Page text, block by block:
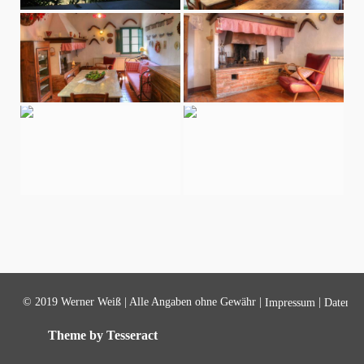
© 2019 Werner Weiß | Alle Angaben ohne Gewähr | Impressum
Theme by Tesseract